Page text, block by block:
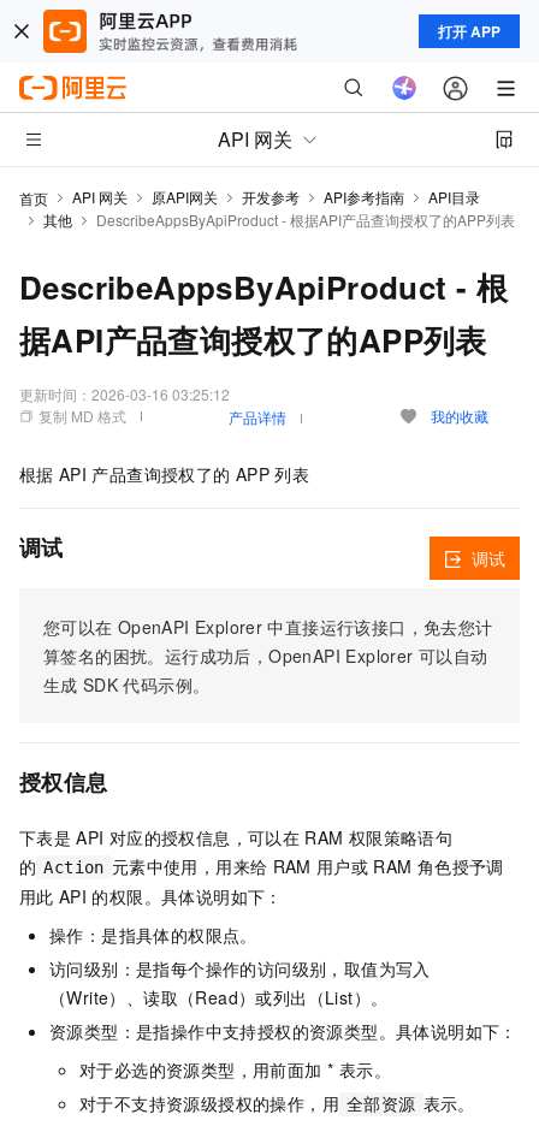
打开 APP
API 网关
首页 API 网关 原API网关 开发参考 API参考指南
API目录
其他
DescribeAppsByApiProduct - 根据API产品查询授权了的APP列表
DescribeAppsByApiProduct - 根
据API产品查询授权了的APP列表
更新时间： 2026-03-16 03:25:12
复制 MD 格式
产品详情 我的收藏
根据 API 产品查询授权了的 APP 列表
调试
您可以在 OpenAPI Explorer 中直接运行该接口，免去您计
算签名的困扰。运行成功后，OpenAPI Explorer 可以自动
生成 SDK 代码示例。
调试
授权信息
下表是 API 对应的授权信息，可以在 RAM 权限策略语句
的 Action 元素中使用，用来给 RAM 用户或 RAM 角色授予调
用此 API 的权限。具体说明如下：
操作：是指具体的权限点。
访问级别：是指每个操作的访问级别，取值为写入
（Write）、读取（Read）或列出（List）。
资源类型：是指操作中支持授权的资源类型。具体说明如下：
对于必选的资源类型，用前面加 * 表示。
对于不支持资源级授权的操作，用 全部资源 表示。